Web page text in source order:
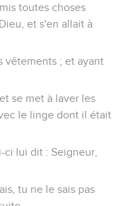
toutes choses
et s'en allait à
vêtements ; et ayant
se met à laver les
le linge dont il était
ci lui dit : Seigneur,
tu ne le sais pas